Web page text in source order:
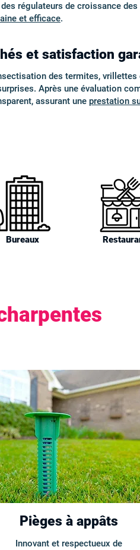
régulateurs de croissance
et efficace.
et satisfaction
des termites,
Après une évaluation
assurant une prestation
Bureaux
Pièges à appâts
Innovant et respectueux de